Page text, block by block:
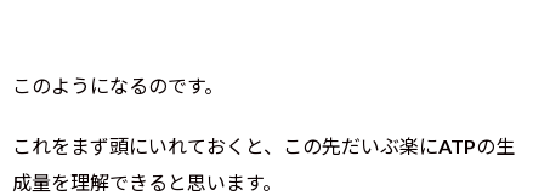
このようになるのです。
これをまず頭にいれておくと、この先だいぶ楽にATPの生
成量を理解できると思います。